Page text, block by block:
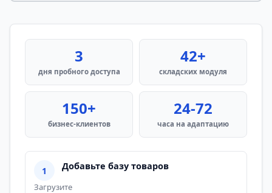
3
дня пробного доступа
42+
складских модуля
150+
бизнес-клиентов
24-72
часа на адаптацию
Добавьте базу товаров
Загрузите